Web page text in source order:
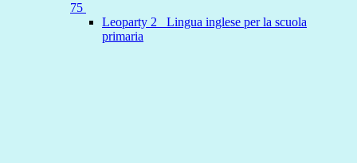
75
Leoparty 2 _Lingua inglese per la scuola
primaria